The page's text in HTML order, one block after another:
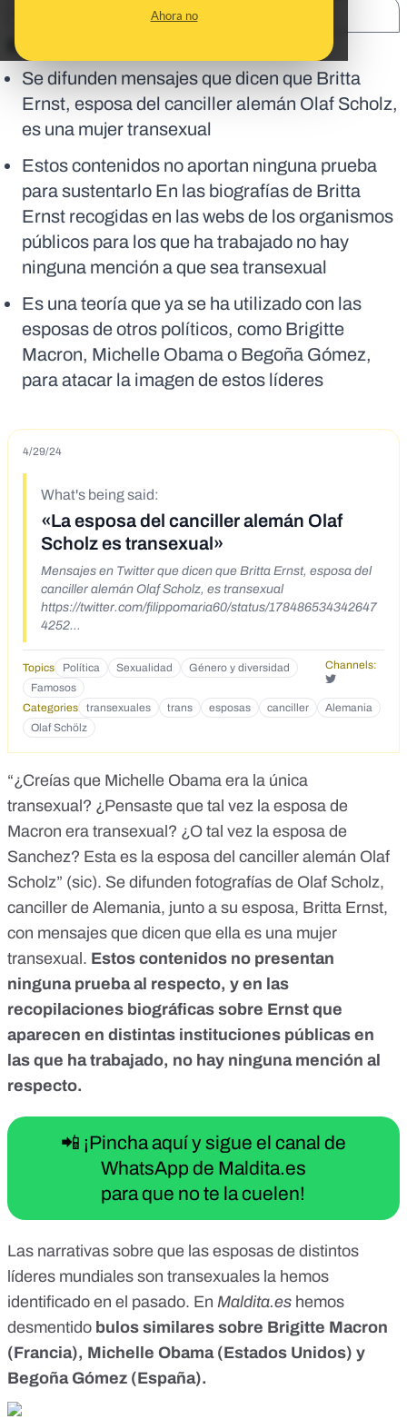
Ahora no
En corto:
Se difunden mensajes que dicen que Britta
Ernst, esposa del canciller alemán Olaf Scholz,
es una mujer transexual
Estos contenidos no aportan ninguna prueba
para sustentarlo En las biografías de Britta
Ernst recogidas en las webs de los organismos
públicos para los que ha trabajado no hay
ninguna mención a que sea transexual
Es una teoría que ya se ha utilizado con las
esposas de otros políticos, como Brigitte
Macron, Michelle Obama o Begoña Gómez,
para atacar la imagen de estos líderes
4/29/24
What's being said:
«La esposa del canciller alemán Olaf
Scholz es transexual»
Mensajes en Twitter que dicen que Britta Ernst, esposa del
canciller alemán Olaf Scholz, es transexual
https://twitter.com/filippomaria60/status/178486534342647
4252
66
https://twitter.com/destapandolose1/status/1784362111390
355703
Topics Política Sexualidad
Género y diversidad
Famosos
Channels:
Categories transexuales trans esposas canciller
Alemania
Olaf Schölz
“¿Creías que Michelle Obama era la única
transexual? ¿Pensaste que tal vez la esposa de
Macron era transexual? ¿O tal vez la esposa de
Sanchez? Esta es la esposa del canciller alemán Olaf
Scholz” (sic). Se difunden fotografías de Olaf Scholz,
canciller de Alemania, junto a su esposa, Britta Ernst,
con mensajes que dicen que ella es una mujer
transexual. Estos contenidos no presentan
ninguna prueba al respecto, y en las
recopilaciones biográficas sobre Ernst que
aparecen en distintas instituciones públicas en
las que ha trabajado, no hay ninguna mención al
respecto.
📲 ¡Pincha aquí y sigue el canal de
WhatsApp de Maldita.es
para que no te la cuelen!
Las narrativas sobre que las esposas de distintos
líderes mundiales son transexuales la hemos
identificado en el pasado. En Maldita.es hemos
desmentido bulos similares sobre Brigitte Macron
(Francia), Michelle Obama (Estados Unidos) y
Begoña Gómez (España).